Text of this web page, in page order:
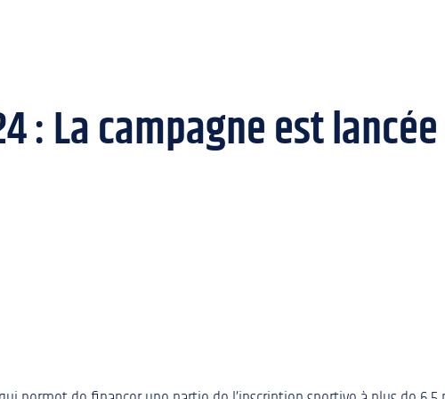
: La campagne est